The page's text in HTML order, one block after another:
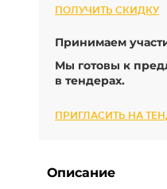
ПОЛУЧИТЬ СКИДКУ
Принимаем
Мы готовы к
в тендерах.
ПРИГЛАСИТЬ НА
Описание